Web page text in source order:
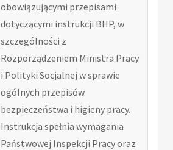
obowiązującymi przepisami
dotyczącymi instrukcji BHP, w
szczególności z
Rozporządzeniem Ministra Pracy
i Polityki Socjalnej w sprawie
ogólnych przepisów
bezpieczeństwa i higieny pracy.
Instrukcja spełnia wymagania
Państwowej Inspekcji Pracy oraz